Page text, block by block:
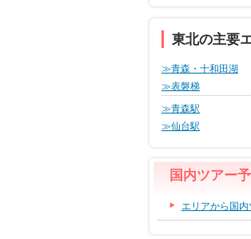
東北の主要
≫青森・十和田湖
≫表磐梯
≫青森駅
≫仙台駅
国内ツアー
エリアから国